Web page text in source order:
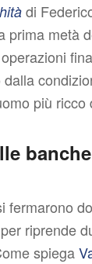
di
prima metà
più ricco
fermarono
riprende
spiega